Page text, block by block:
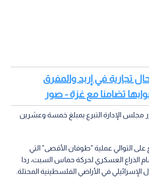
تجارية في إربد والمفرق
تضامنا مع غزة - صور
مجلس الإدارة التبرع بمبلغ خمسة وعشرين
على التوالي عملية "طوفان الأقصى" التي
الذراع العسكري لحركة حماس السبت، ردا
الإسرائيلي في الأراضي الفلسطينية المحتلة.